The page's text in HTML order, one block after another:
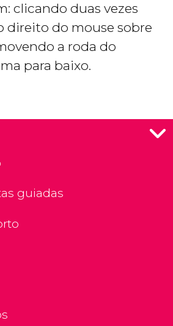
clicando duas vezes
direito do mouse sobre
a roda do
para baixo.
guiadas